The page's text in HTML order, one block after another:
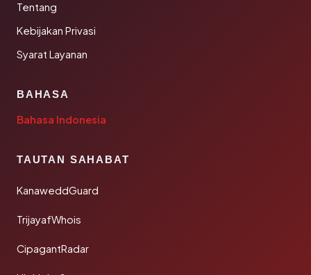
Tentang
Kebijakan Privasi
Syarat Layanan
BAHASA
Bahasa Indonesia
TAUTAN SAHABAT
KanaweddGuard
TrijayafWhois
CipagantRadar